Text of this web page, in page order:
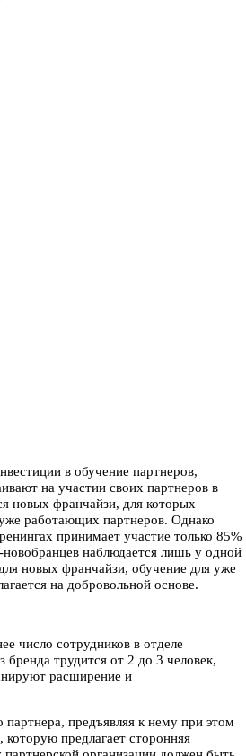
в обучение партнеров,
на участии своих партнеров в
новых франчайзи, для которых
работающих партнеров. Однако
принимает участие только 85%
наблюдается лишь у одной
новых франчайзи, обучение для уже
на добровольной основе.
число сотрудников в отделе
трудится от 2 до 3 человек,
расширение и
предъявляя к нему при этом
предлагает сторонняя